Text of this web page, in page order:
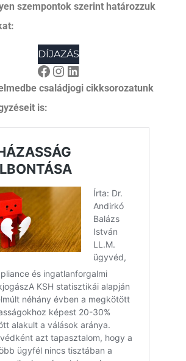
szempontok szerint határozzuk
DÍJAZÁS
családjogi cikksorozatunk
is: